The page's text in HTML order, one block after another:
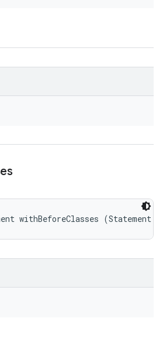
withBeforeClasses (Statement